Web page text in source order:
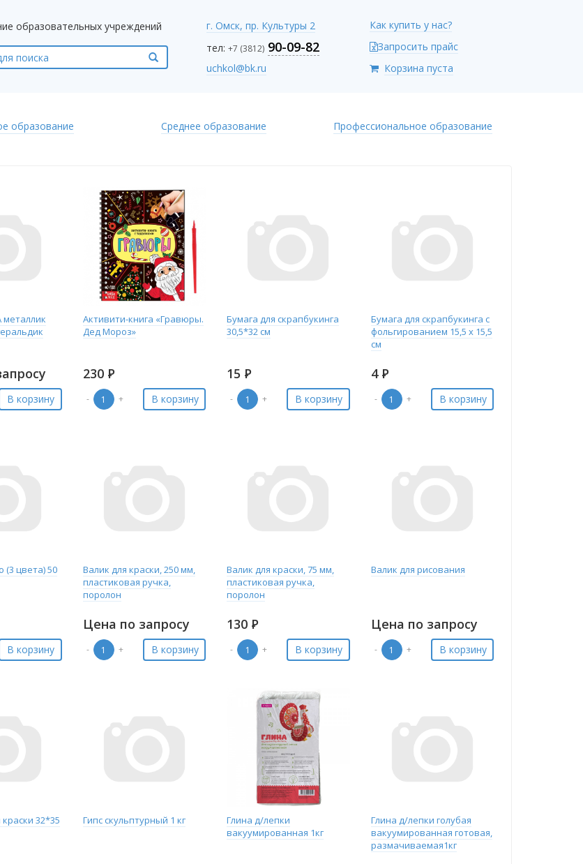
образовательных учреждений
г. Омск, пр. Культуры 2
тел: +7 (3812) 90-09-82
uchkol@bk.ru
Как купить у нас?
Запросить прайс
Корзина пуста
образование Среднее образование Профессиональное образование
металлик
В корзину
Активити-книга «Гравюры.
Дед Мороз»
230 Р
- + В корзину
Бумага для скрапбукинга
30,5*32 см
15 Р
- + В корзину
Бумага для скрапбукинга с
фольгированием 15,5 х 15,5
см
4 Р
- + В корзину
цвета) 50
В корзину
Валик для краски, 250 мм,
пластиковая ручка,
поролон
Цена по запросу
- + В корзину
Валик для краски, 75 мм,
пластиковая ручка,
поролон
130 Р
- + В корзину
Валик для рисования
Цена по запросу
- + В корзину
32*35
Гипс скульптурный 1 кг
Глина д/лепки
вакуумированная 1кг
Глина д/лепки голубая
вакуумированная готовая,
размачиваемая1кг